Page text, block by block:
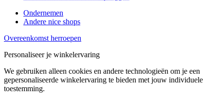
Ondernemen
Andere nice shops
Overeenkomst herroepen
Personaliseer je winkelervaring
We gebruiken alleen cookies en andere technologieën om je een
gepersonaliseerde winkelervaring te bieden met jouw individuele
toestemming.